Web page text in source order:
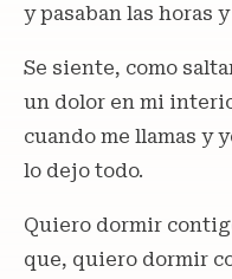
y pasaban las horas
Se siente, como
un dolor en mi
cuando me llamas y
lo dejo todo.
Quiero dormir
que, quiero dormir